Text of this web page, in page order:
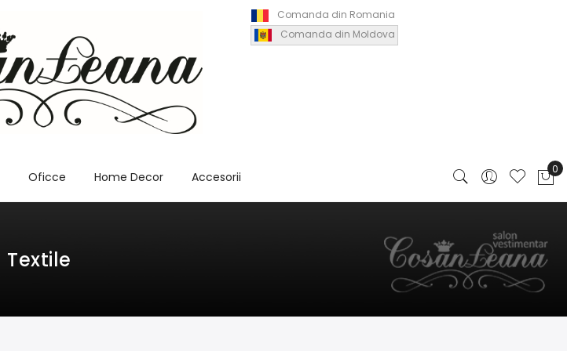
Comanda din Romania
Comanda din Moldova
Oficce Home Decor Accesorii
Textile